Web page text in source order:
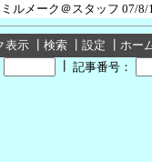
ルメーク＠スタッフ 07/8/
表示 検索 設定
ホー
記事番号：